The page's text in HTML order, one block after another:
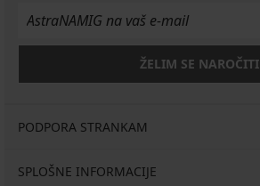
ŽELIM SE NAROČITI
PODPORA STRANKAM
SPLOŠNE INFORMACIJE